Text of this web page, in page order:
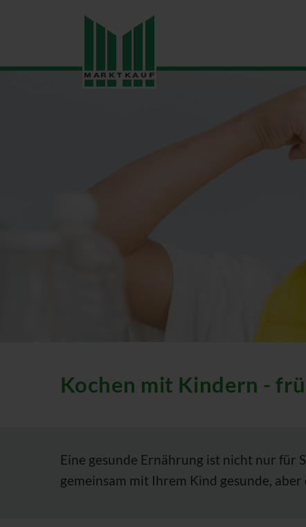
Kochen mit Kindern -
Eine gesunde Ernährung ist nicht nur für
gemeinsam mit Ihrem Kind gesunde,